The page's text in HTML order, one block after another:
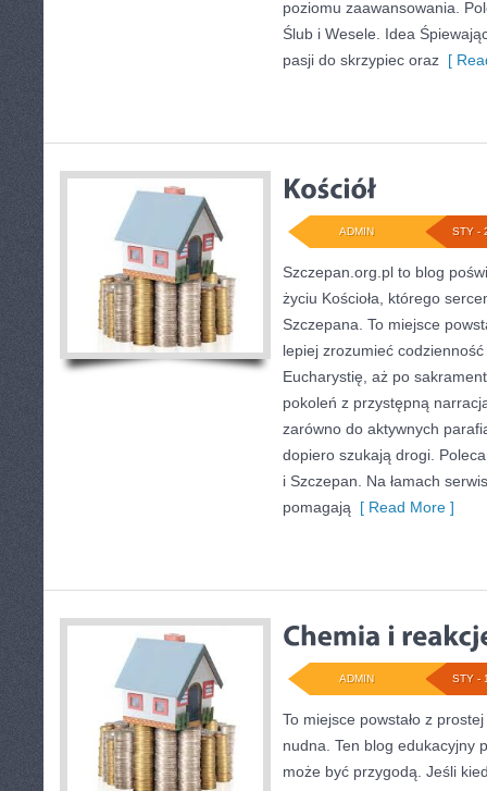
poziomu zaawansowania.
Ślub i Wesele. Idea
pasji do skrzypiec oraz [
STY -
ADMIN
Szczepan.org.pl to blog
życiu Kościoła, którego
Szczepana. To miejsce
lepiej zrozumieć
Eucharystię, aż po
pokoleń z przystępną
zarówno do aktywnych
dopiero szukają drogi.
i Szczepan. Na łamach
pomagają [ Read More ]
STY -
ADMIN
To miejsce powstało z
nudna. Ten blog edukacyjny
może być przygodą. Jeśli